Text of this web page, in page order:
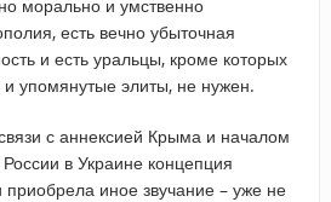
морально и умственно
есть вечно убыточная
и есть уральцы, кроме которых
упомянутые элиты, не нужен.
с аннексией Крыма и началом
в Украине концепция
приобрела иное звучание – уже не